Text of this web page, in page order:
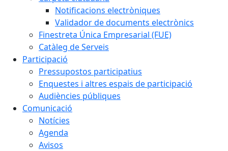
Notificacions electròniques
Validador de documents electrònics
Finestreta Única Empresarial (FUE)
Catàleg de Serveis
Participació
Pressupostos participatius
Enquestes i altres espais de participació
Audiències públiques
Comunicació
Notícies
Agenda
Avisos